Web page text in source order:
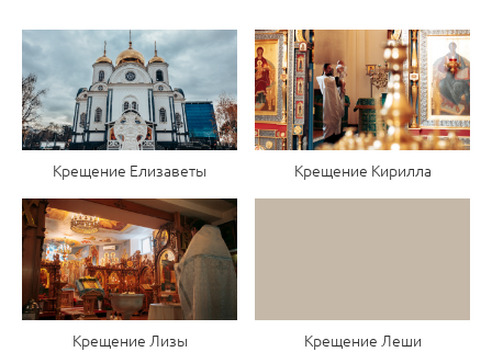
Крещение Елизаветы Крещение Кирилла
Крещение Лизы Крещение Леши